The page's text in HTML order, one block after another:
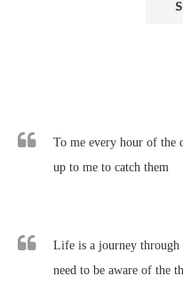
To me every hour of the
up to me to catch them
Life is a journey through
need to be aware of the